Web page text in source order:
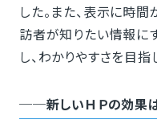
した。また、表示に時間
訪者が知りたい情報に
し、わかりやすさを目指
──新しいＨＰの効果